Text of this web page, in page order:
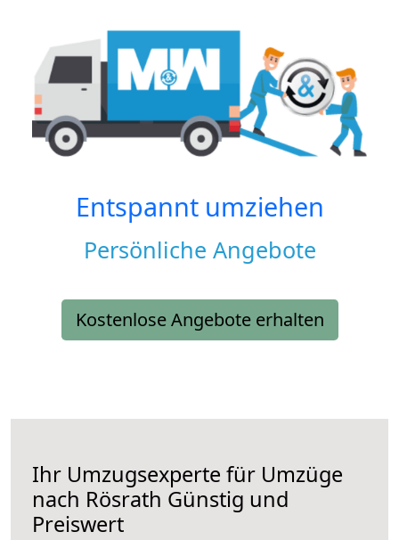
Entspannt umziehen
Persönliche Angebote
Kostenlose Angebote erhalten
Ihr Umzugsexperte für Umzüge
nach Rösrath Günstig und
Preiswert